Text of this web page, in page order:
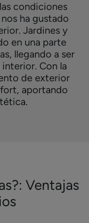
condiciones
ha gustado
Jardines y
en una parte
llegando a ser
Con la
de exterior
aportando
Ventajas